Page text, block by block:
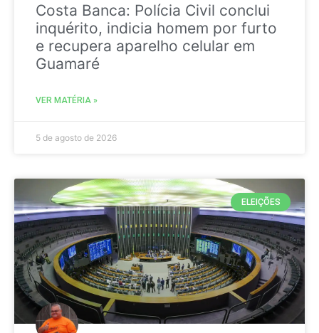
Costa Banca: Polícia Civil conclui
inquérito, indicia homem por furto
e recupera aparelho celular em
Guamaré
VER MATÉRIA »
5 de agosto de 2026
ELEIÇÕES